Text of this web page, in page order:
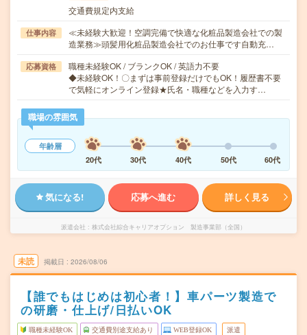
交通費規定内支給
仕事内容
≪未経験大歓迎！空調完備で快適な化粧品製造会社での製
造業務≫頭髪用化粧品製造会社でのお仕事です自動充…
応募資格
職種未経験OK / ブランクOK / 英語力不要
◆未経験OK！〇まずは事前登録だけでもOK！履歴書不要
で気軽にオンライン登録★氏名・職種などを入力す…
職場の雰囲気
年齢層
20代
30代 40代 50代 60代
気になる! 応募へ進む 詳しく見る
派遣会社 株式会社綜合キャリアオプション 製造事業部（全国）
未読 掲載日 2026/08/06
【誰でもはじめは初心者！】車パーツ製造で
の研磨・仕上げ/日払いOK
職種未経験OK 交通費別途支給あり WEB登録OK 派遣